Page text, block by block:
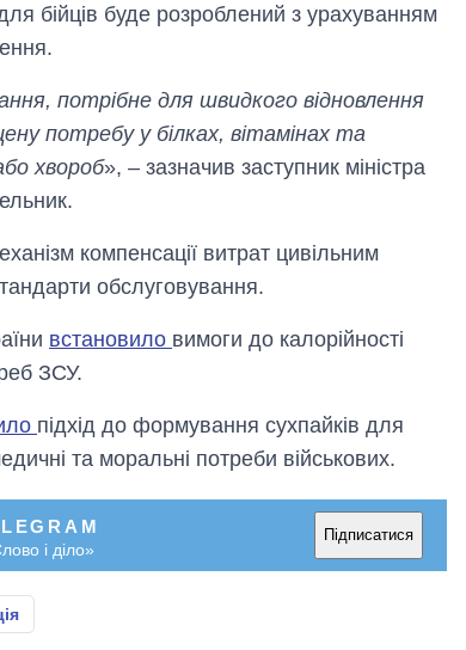
бійців буде розроблений з урахуванням
потрібне для швидкого відновлення
потребу у білках, вітамінах та
хвороб», – зазначив заступник міністра
компенсації витрат цивільним
обслуговування.
встановило вимоги до калорійності
ЗСУ.
підхід до формування сухпайків для
та моральні потреби військових.
і діло»
Підписатися
Україні до і під час